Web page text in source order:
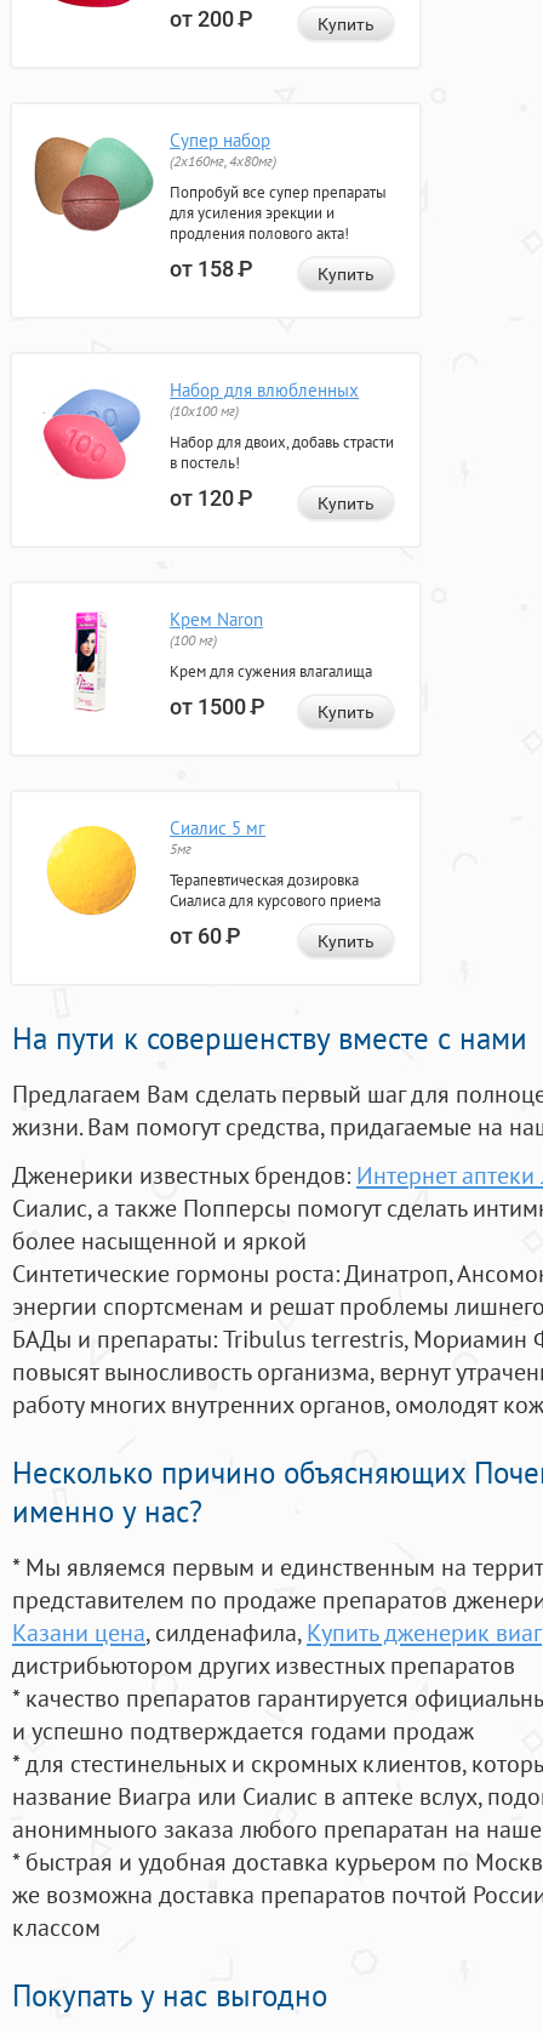
от 200Р Купить
Супер набор
(2х160мг, 4х80мг)
Попробуй все супер препараты
для усиления эрекции и
продления полового акта!
от 158Р Купить
Набор для влюбленных
(10х100 мг)
Набор для двоих, добавь страсти
в постель!
от 120Р Купить
Крем Naron
(100 мг)
Крем для сужения влагалища
от 1500Р Купить
Сиалис 5 мг
5мг
Терапевтическая дозировка
Сиалиса для курсового приема
от 60Р Купить
На пути к совершенству вместе с нами
Предлагаем Вам сделать первый шаг для
жизни. Вам помогут средства, придагаемые на
Дженерики известных брендов: Интернет аптеки
Сиалис, а также Попперсы помогут сделать
более насыщенной и яркой
Синтетические гормоны роста: Динатроп,
энергии спортсменам и решат проблемы
БАДы и препараты:Tribulus terrestris, Мориамин
повысят выносливость организма, вернут
работу многих внутренних органов, омолодят
Несколько причино объясняющих
именно у нас?
* Мы являемся первым и единственным на
представителем по продаже препаратов
Казани цена, силденафила, Купить дженерик
дистрибьютором других известных препаратов
* качество препаратов гарантируется
и успешно подтверждается годами продаж
* для стестинельных и скромных клиентов,
название Виагра или Сиалис в аптеке вслух,
анонимныого заказа любого препаратан на
* быстрая и удобная доставка курьером по
же возможна доставка препаратов почтой
классом
Покупать у нас выгодно